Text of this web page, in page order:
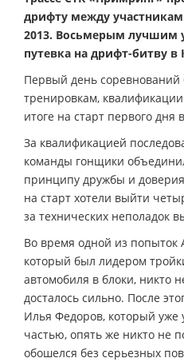
дрифту между
2013. Восьмерым лучшим
путевка на дрифт-битву в
Первый день
тренировкам,
итоге на старт первого
За квалификацией
команды гонщики
принципу дружбы и
на старт хотели выйти
за технических неполадок
Во время одной из попыток
который был лидером
автомобиля в блоки, никто
досталось сильно. После
Илья Федоров, который уже
частью, опять же никто не
обошелся без серьезных